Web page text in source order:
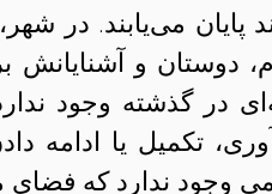
می‌یابند. در
دوستان و آشنایانش
در گذشته وجود
تکمیل یا ادامه
وجود ندارد که